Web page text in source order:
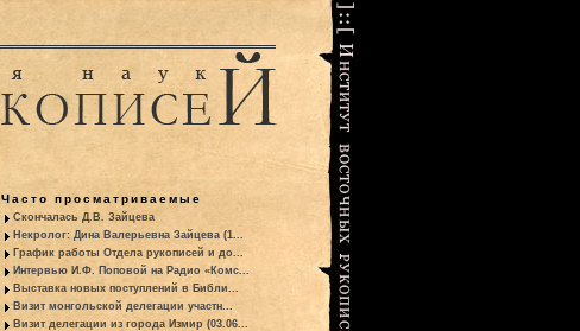
Часто просматриваемые
Скончалась Д.В. Зайцева
Некролог: Дина Валерьевна Зайцева (1...
График работы Отдела рукописей и до...
Интервью И.Ф. Поповой на Радио «Комс...
Выставка новых поступлений в Библи...
Визит монгольской делегации участн...
Визит делегации из города Измир (03.06...